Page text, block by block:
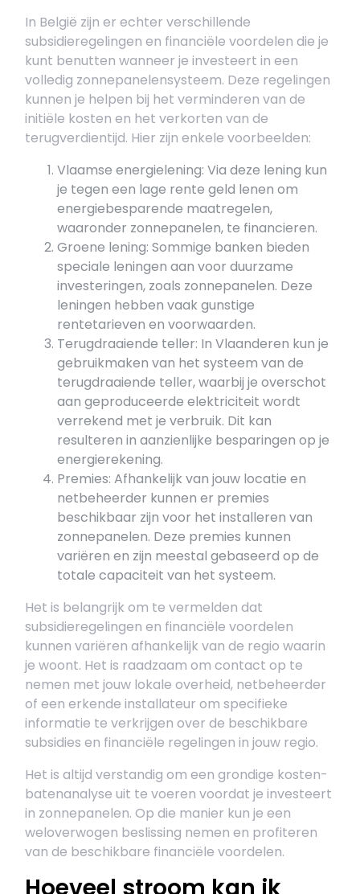
In België zijn er echter verschillende
subsidieregelingen en financiële voordelen die je
kunt benutten wanneer je investeert in een
volledig zonnepanelensysteem. Deze regelingen
kunnen je helpen bij het verminderen van de
initiële kosten en het verkorten van de
terugverdientijd. Hier zijn enkele voorbeelden:
Vlaamse energielening: Via deze lening kun
je tegen een lage rente geld lenen om
energiebesparende maatregelen,
waaronder zonnepanelen, te financieren.
Groene lening: Sommige banken bieden
speciale leningen aan voor duurzame
investeringen, zoals zonnepanelen. Deze
leningen hebben vaak gunstige
rentetarieven en voorwaarden.
Terugdraaiende teller: In Vlaanderen kun je
gebruikmaken van het systeem van de
terugdraaiende teller, waarbij je overschot
aan geproduceerde elektriciteit wordt
verrekend met je verbruik. Dit kan
resulteren in aanzienlijke besparingen op je
energierekening.
Premies: Afhankelijk van jouw locatie en
netbeheerder kunnen er premies
beschikbaar zijn voor het installeren van
zonnepanelen. Deze premies kunnen
variëren en zijn meestal gebaseerd op de
totale capaciteit van het systeem.
Het is belangrijk om te vermelden dat
subsidieregelingen en financiële voordelen
kunnen variëren afhankelijk van de regio waarin
je woont. Het is raadzaam om contact op te
nemen met jouw lokale overheid, netbeheerder
of een erkende installateur om specifieke
informatie te verkrijgen over de beschikbare
subsidies en financiële regelingen in jouw regio.
Het is altijd verstandig om een grondige kosten-
batenanalyse uit te voeren voordat je investeert
in zonnepanelen. Op die manier kun je een
weloverwogen beslissing nemen en profiteren
van de beschikbare financiële voordelen.